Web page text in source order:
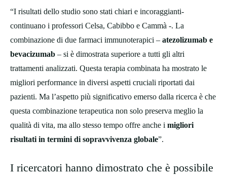
“I risultati dello studio sono stati chiari e incoraggianti-
continuano i professori Celsa, Cabibbo e Cammà -. La
combinazione di due farmaci immunoterapici – atezolizumab e
bevacizumab – si è dimostrata superiore a tutti gli altri
trattamenti analizzati. Questa terapia combinata ha mostrato le
migliori performance in diversi aspetti cruciali riportati dai
pazienti. Ma l’aspetto più significativo emerso dalla ricerca è che
questa combinazione terapeutica non solo preserva meglio la
qualità di vita, ma allo stesso tempo offre anche i migliori
risultati in termini di sopravvivenza globale”.
I ricercatori hanno dimostrato che è possibile